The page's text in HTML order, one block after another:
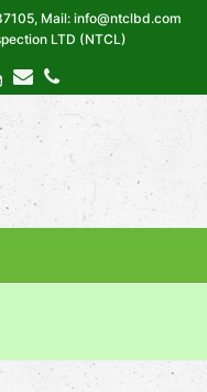
Mail: info@ntclbd.com
LTD (NTCL)
Youtube
EmailPhone